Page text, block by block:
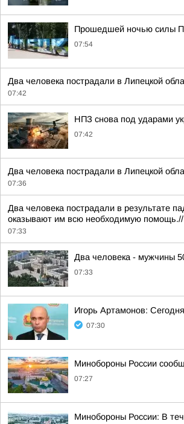
Прошедшей ночью силы
07:54
Два человека пострадали в Липецкой
07:42
НПЗ снова под ударами
07:42
Два человека пострадали в Липецкой
07:36
Два человека пострадали в результате
оказывают им всю необходимую помощь.//
07:33
Два человека - мужчины
07:33
Игорь Артамонов:
07:30
Минобороны России
07:27
Минобороны России: В